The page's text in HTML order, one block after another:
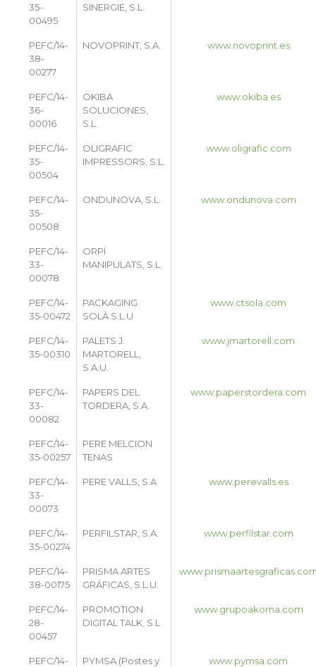
35-
00495
SINERGIE, S.L.
PEFC/14-
38-
00277
NOVOPRINT, S.A. www.novoprint.es
PEFC/14-
36-
00016
OKIBA
SOLUCIONES,
S.L.
www.okiba.es
PEFC/14-
35-
00504
OLIGRAFIC
IMPRESSORS, S.L.
www.oligrafic.com
PEFC/14-
35-
00508
ONDUNOVA, S.L. www.ondunova.com
PEFC/14-
33-
00078
ORPÍ
MANIPULATS, S.L.
PEFC/14-
35-00472
PACKAGING
SOLÀ S.L.U
www.ctsola.com
PEFC/14-
35-00310
PALETS J.
MARTORELL,
S.A.U.
www.jmartorell.com
PEFC/14-
33-
00082
PAPERS DEL
TORDERA, S.A.
www.paperstordera.com
PEFC/14-
35-00257
PERE MELCION
TENAS
PEFC/14-
33-
00073
PERE VALLS, S.A www.perevalls.es
PEFC/14-
35-00274
PERFILSTAR, S.A. www.perfilstar.com
PEFC/14-
38-00175
PRISMA ARTES
GRÁFICAS, S.L.U.
PEFC/14-
28-
00457
PROMOTION
DIGITAL TALK, S.L
www.grupoakoma.com
PEFC/14-
PYMSA (Postes y
www.pymsa.com